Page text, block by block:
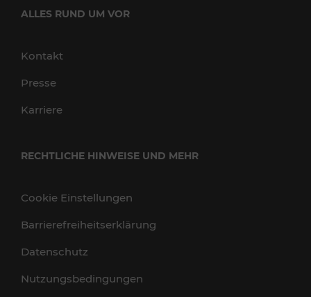
ALLES RUND UM VOR
Kontakt
Presse
Karriere
RECHTLICHE HINWEISE UND MEHR
Cookie Einstellungen
Barrierefreiheitserklärung
Datenschutz
Nutzungsbedingungen